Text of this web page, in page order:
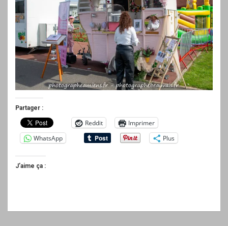
Partager :
Reddit
Imprimer
WhatsApp
Plus
J’aime ça :